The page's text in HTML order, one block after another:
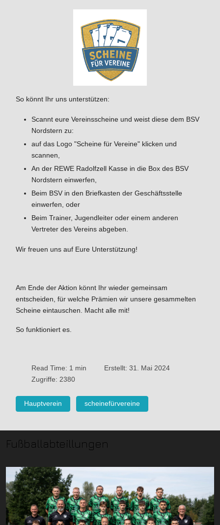
So könnt Ihr uns unterstützen:
Scannt eure Vereinsscheine und weist diese dem BSV
Nordstern zu:
auf das Logo "Scheine für Vereine" klicken und
scannen,
An der REWE Radolfzell Kasse in die Box des BSV
Nordstern einwerfen,
Beim BSV in den Briefkasten der Geschäftsstelle
einwerfen, oder
Beim Trainer, Jugendleiter oder einem anderen
Vertreter des Vereins abgeben.
Wir freuen uns auf Eure Unterstützung!
Am Ende der Aktion könnt Ihr wieder gemeinsam
entscheiden, für welche Prämien wir unsere gesammelten
Scheine eintauschen. Macht alle mit!
So funktioniert es.
Read Time: 1 min
Erstellt: 31. Mai 2024
Zugriffe: 2380
Hauptverein scheinefürvereine
Fußballabteillungen